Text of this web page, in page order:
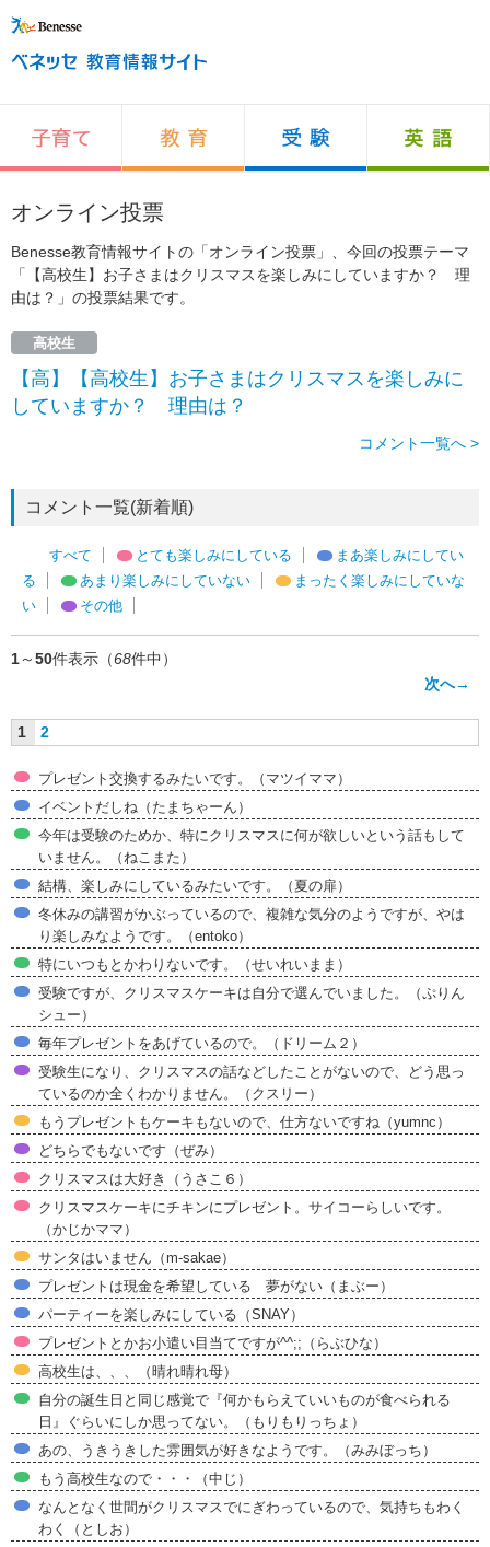
オンライン投票
Benesse教育情報サイトの「オンライン投票」、今回の投票テーマ
「【高校生】お子さまはクリスマスを楽しみにしていますか？ 理
由は？」の投票結果です。
高校生
【高】【高校生】お子さまはクリスマスを楽しみに
していますか？ 理由は？
コメント一覧へ >
コメント一覧(新着順)
すべて とても楽しみにしている
まあ楽しみにしてい
る
あまり楽しみにしていない
まったく楽しみにしていな
い
その他
1～50件表示（68件中）
次へ→
1 2
プレゼント交換するみたいです。（マツイママ）
イベントだしね（たまちゃーん）
今年は受験のためか、特にクリスマスに何が欲しいという話もして
いません。（ねこまた）
結構、楽しみにしているみたいです。（夏の扉）
冬休みの講習がかぶっているので、複雑な気分のようですが、やは
り楽しみなようです。（entoko）
特にいつもとかわりないです。（せいれいまま）
受験ですが、クリスマスケーキは自分で選んでいました。（ぷりん
シュー）
毎年プレゼントをあげているので。（ドリーム２）
受験生になり、クリスマスの話などしたことがないので、どう思っ
ているのか全くわかりません。（クスリー）
もうプレゼントもケーキもないので、仕方ないですね（yumnc）
どちらでもないです（ぜみ）
クリスマスは大好き（うさこ６）
クリスマスケーキにチキンにプレゼント。サイコーらしいです。
（かじかママ）
サンタはいません（m-sakae）
プレゼントは現金を希望している 夢がない（まぶー）
パーティーを楽しみにしている（SNAY）
プレゼントとかお小遣い目当てですが^^;;（らぶひな）
高校生は、、、（晴れ晴れ母）
自分の誕生日と同じ感覚で『何かもらえていいものが食べられる
日』ぐらいにしか思ってない。（もりもりっちょ）
あの、うきうきした雰囲気が好きなようです。（みみぼっち）
もう高校生なので・・・（中じ）
なんとなく世間がクリスマスでにぎわっているので、気持ちもわく
わく（としお）